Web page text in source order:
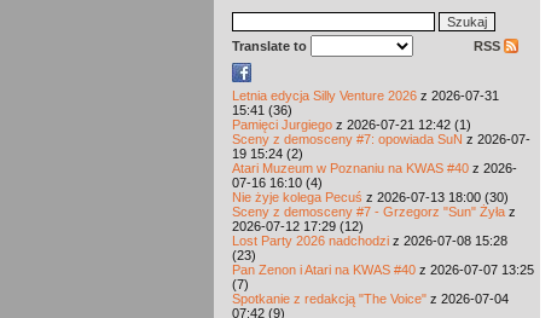
Translate to RSS
Letnia edycja Silly Venture 2026 z 2026-07-31
15:41 (36)
Pamięci Jurgiego z 2026-07-21 12:42 (1)
Sceny z demosceny #7: opowiada SuN z 2026-07-
19 15:24 (2)
Atari Muzeum w Poznaniu na KWAS #40 z 2026-
07-16 16:10 (4)
Nie żyje kolega Pecuś z 2026-07-13 18:00 (30)
Sceny z demosceny #7 - Grzegorz "Sun" Żyła z
2026-07-12 17:29 (12)
Lost Party 2026 nadchodzi z 2026-07-08 15:28
(23)
Pan Zenon i Atari na KWAS #40 z 2026-07-07 13:25
(7)
Spotkanie z redakcją "The Voice" z 2026-07-04
07:42 (9)